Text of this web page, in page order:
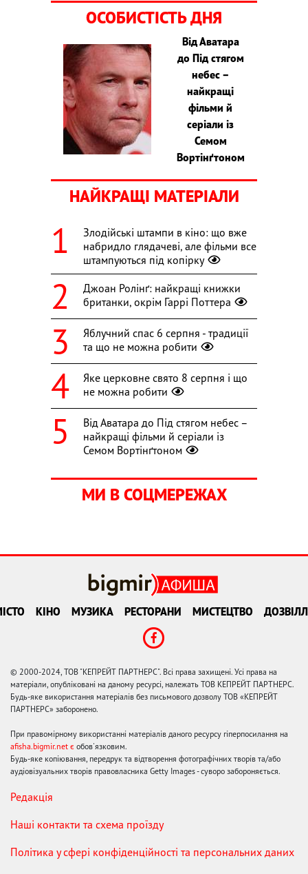
ОСОБИСТІСТЬ ДНЯ
Від Аватара
до Під стягом
небес –
найкращі
фільми й
серіали із
Семом
Вортінґтоном
НАЙКРАЩІ МАТЕРІАЛИ
Злодійські штампи в кіно: що вже
набридло глядачеві, але фільми все
штампуються під копірку
Джоан Ролінґ: найкращі книжки
британки, окрім Гаррі Поттера
Яблучний спас 6 серпня - традиції
та що не можна робити
Яке церковне свято 8 серпня і що
не можна робити
Від Аватара до Під стягом небес –
найкращі фільми й серіали із
Семом Вортінґтоном
МИ В СОЦМЕРЕЖАХ
КІНО МУЗИКА РЕСТОРАНИ МИСТЕЦТВО
© 2000-2024, ТОВ "КЕПРЕЙТ ПАРТНЕРС". Всі права захищені. Усі права на
матеріали, опубліковані на даному ресурсі, належать ТОВ КЕПРЕЙТ ПАРТНЕРС.
Будь-яке використання матеріалів без письмового дозволу ТОВ «КЕПРЕЙТ
ПАРТНЕРС» заборонено.
При правомірному використанні матеріалів даного ресурсу гіперпосилання на
afisha.bigmir.net є обов'язковим.
Будь-яке копіювання, передрук та відтворення фотографічних творів та/або
аудіовізуальних творів правовласника Getty Images - суворо забороняється.
Редакція
Наші контакти та схема проїзду
Політика у сфері конфіденційності та персональних даних